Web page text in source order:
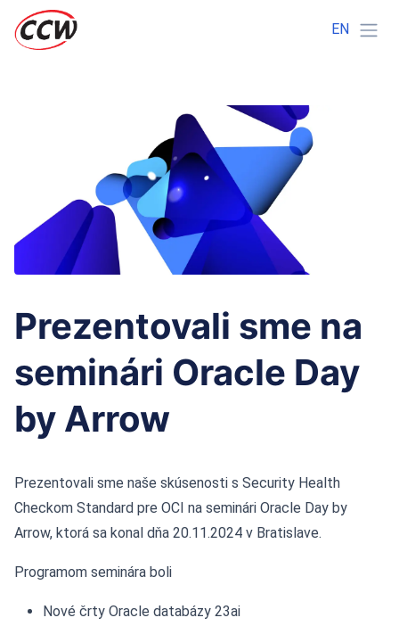
EN
Prezentovali sme na
seminári Oracle Day
by Arrow
Prezentovali sme naše skúsenosti s Security Health
Checkom Standard pre OCI na seminári Oracle Day by
Arrow, ktorá sa konal dňa 20.11.2024 v Bratislave.
Programom seminára boli
Nové črty Oracle databázy 23ai